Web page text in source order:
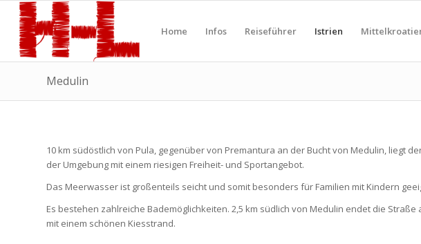
Home Infos Reiseführer Istrien
Medulin
10 km südöstlich von Pula, gegenüber von Premantura an der Bucht von Medulin, liegt
der Umgebung mit einem riesigen Freiheit- und Sportangebot.
Das Meerwasser ist großenteils seicht und somit besonders für Familien mit Kindern
Es bestehen zahlreiche Bademöglichkeiten. 2,5 km südlich von Medulin endet die
mit einem schönen Kiesstrand.